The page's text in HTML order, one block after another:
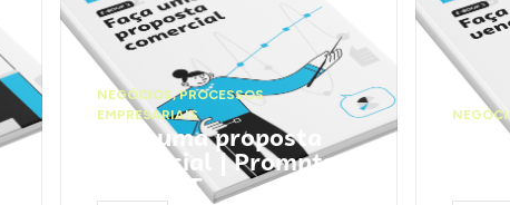
NEGÓCIOS,PROCESSOS
EMPRESARIAIS
Faça uma proposta
comercial | Prompts
ChatGPT